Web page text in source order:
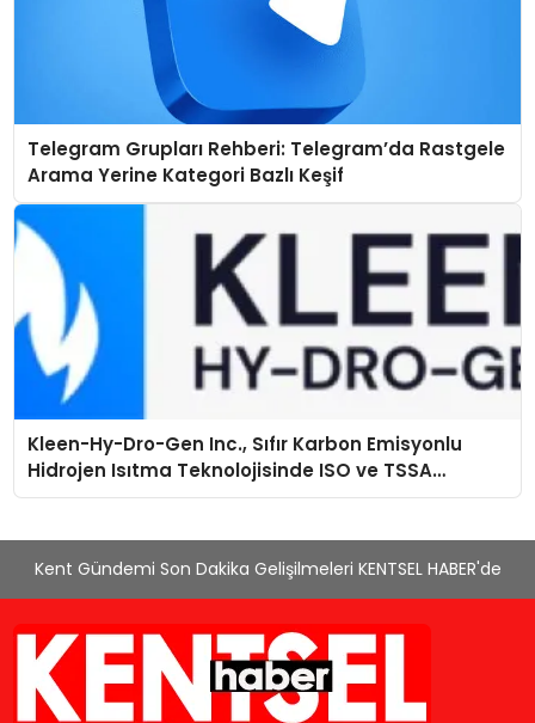
Telegram Grupları Rehberi: Telegram’da Rastgele
Arama Yerine Kategori Bazlı Keşif
Kleen-Hy-Dro-Gen Inc., Sıfır Karbon Emisyonlu
Hidrojen Isıtma Teknolojisinde ISO ve TSSA
Düzenleyici Onaylarını Aldı
Kent Gündemi Son Dakika Gelişilmeleri KENTSEL HABER'de